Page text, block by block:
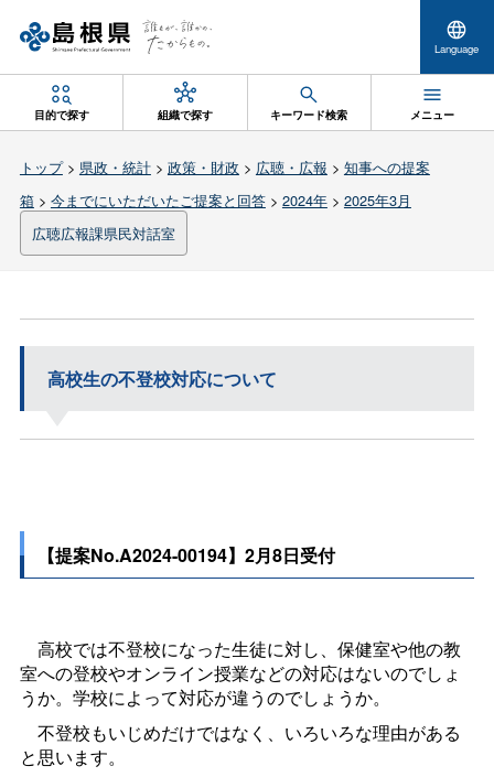
Language
目的で探す 組織で探す キーワード検索 メニュー
トップ> 県政・統計> 政策・財政 > 広聴・広報 > 知事への提案
箱> 今までにいただいたご提案と回答> 2024年> 2025年3月
広聴広報課県民対話室
高校生の不登校対応について
【提案No.A2024-00194】2月8日受付
高校では不登校になった生徒に対し、保健室や他の教
室への登校やオンライン授業などの対応はないのでしょ
うか。学校によって対応が違うのでしょうか。
不登校もいじめだけではなく、いろいろな理由がある
と思います。